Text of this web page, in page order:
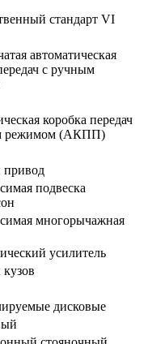
стандарт VI
автоматическая
с ручным
коробка передач
режимом (АКПП)
привод
подвеска
многорычажная
усилитель
дисковые